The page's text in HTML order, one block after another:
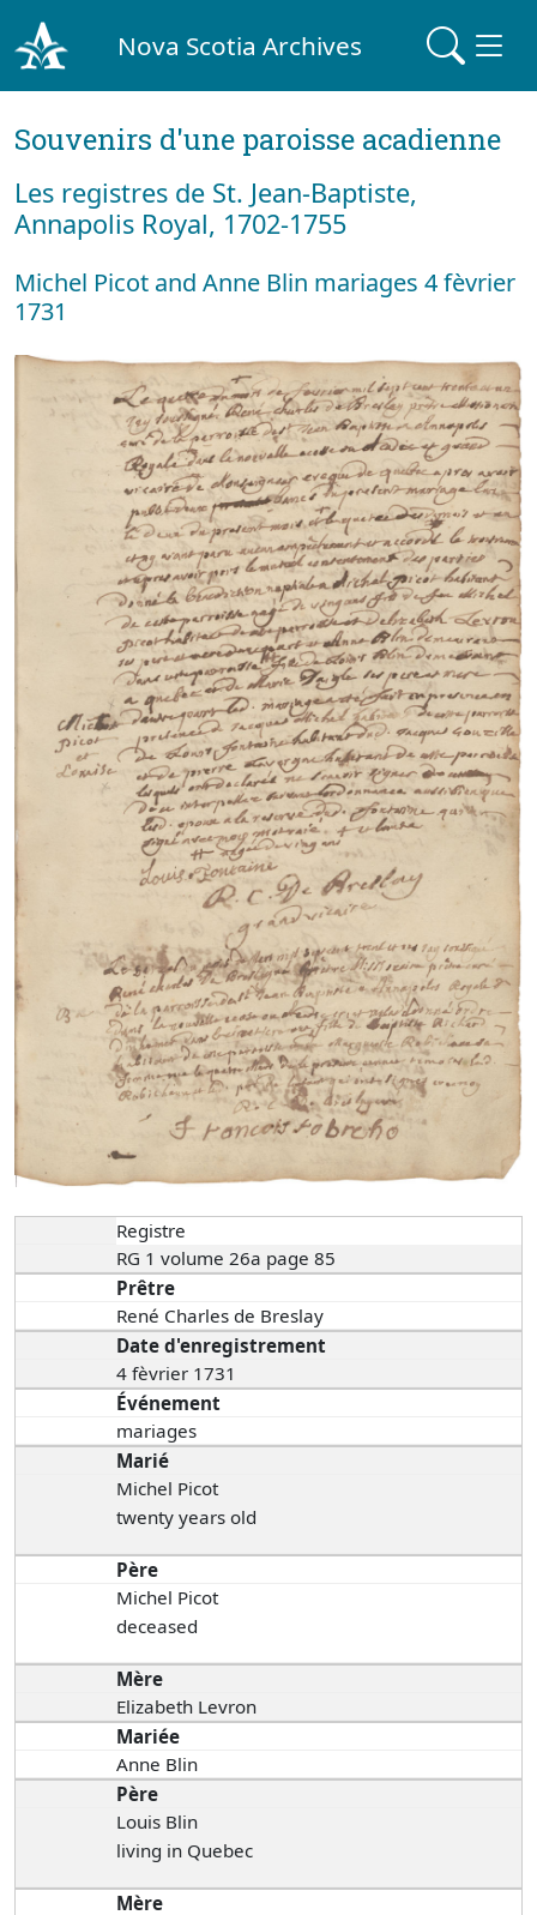
Nova Scotia Archives
Souvenirs d'une paroisse acadienne
Les registres de St. Jean-Baptiste,
Annapolis Royal, 1702-1755
Michel Picot and Anne Blin mariages 4 fèvrier
1731
Registre
RG 1 volume 26a page 85
Prêtre
René Charles de Breslay
Date d'enregistrement
4 fèvrier 1731
Événement
mariages
Marié
Michel Picot
twenty years old
Père
Michel Picot
deceased
Mère
Elizabeth Levron
Mariée
Anne Blin
Père
Louis Blin
living in Quebec
Mère